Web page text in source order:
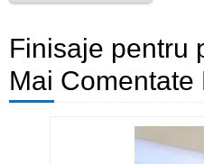
Finisaje pentru
Mai Comentate